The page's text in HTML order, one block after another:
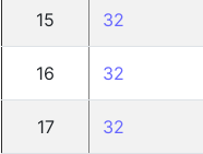
15 32
16 32
17 32